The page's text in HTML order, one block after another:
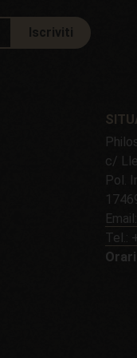
Iscriviti
c/
Pol.
Tel.: